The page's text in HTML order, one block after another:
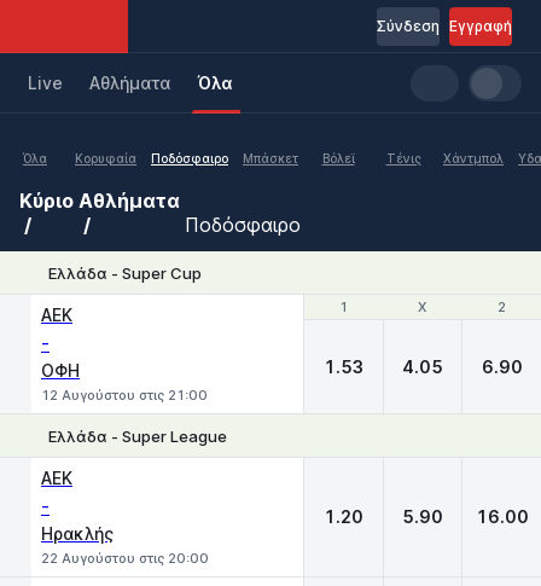
Εγγραφή
Σύνδεση
Live Aθλήματα Όλα
Όλα Κορυφαία Ποδόσφαιρο Μπάσκετ Βόλεϊ Τένις Χάντμπολ
Κύριο Αθλήματα
Ποδόσφαιρο
Ελλάδα - Super Cup
1 X 2
ΑΕΚ
-
ΟΦΗ
12 Αυγούστου στις 21:00
1 X 2
1.53 4.05 6.90
Ελλάδα - Super League
ΑΕΚ
-
Ηρακλής
22 Αυγούστου στις 20:00
1.20 5.90 16.00